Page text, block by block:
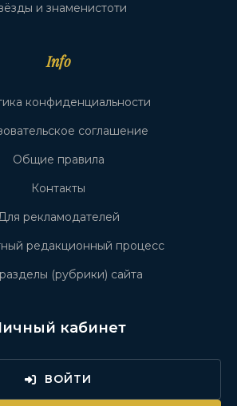
и знаменистоти
Info
конфиденциальности
соглашение
Общие правила
Контакты
рекламодателей
редакционный процесс
(рубрики) сайта
кабинет
ВОЙТИ